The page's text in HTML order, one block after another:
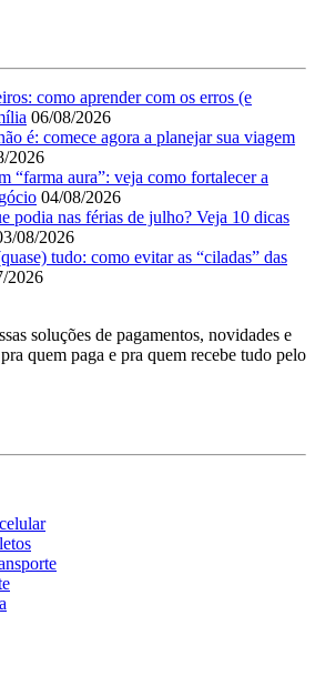
como aprender com os erros (e
06/08/2026
é: comece agora a planejar sua viagem
2026
“farma aura”: veja como fortalecer a
04/08/2026
podia nas férias de julho? Veja 10 dicas
08/2026
tudo: como evitar as “ciladas” das
2026
soluções de pagamentos, novidades e
quem paga e pra quem recebe tudo pelo